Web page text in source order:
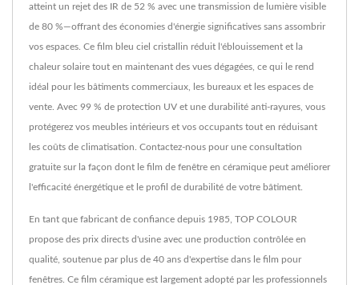
atteint un rejet des IR de 52 % avec une transmission de lumière visible
de 80 %—offrant des économies d'énergie significatives sans assombrir
vos espaces. Ce film bleu ciel cristallin réduit l'éblouissement et la
chaleur solaire tout en maintenant des vues dégagées, ce qui le rend
idéal pour les bâtiments commerciaux, les bureaux et les espaces de
vente. Avec 99 % de protection UV et une durabilité anti-rayures, vous
protégerez vos meubles intérieurs et vos occupants tout en réduisant
les coûts de climatisation. Contactez-nous pour une consultation
gratuite sur la façon dont le film de fenêtre en céramique peut améliorer
l'efficacité énergétique et le profil de durabilité de votre bâtiment.
En tant que fabricant de confiance depuis 1985, TOP COLOUR
propose des prix directs d'usine avec une production contrôlée en
qualité, soutenue par plus de 40 ans d'expertise dans le film pour
fenêtres. Ce film céramique est largement adopté par les professionnels